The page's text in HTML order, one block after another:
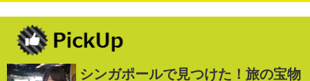
シンガポールで見つけた！旅の宝物